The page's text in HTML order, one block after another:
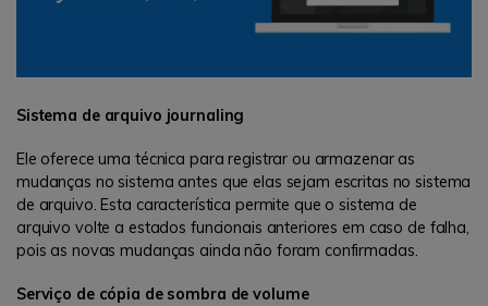
Sistema de arquivo journaling
Ele oferece uma técnica para registrar ou armazenar as
mudanças no sistema antes que elas sejam escritas no sistema
de arquivo. Esta característica permite que o sistema de
arquivo volte a estados funcionais anteriores em caso de falha,
pois as novas mudanças ainda não foram confirmadas.
Serviço de cópia de sombra de volume